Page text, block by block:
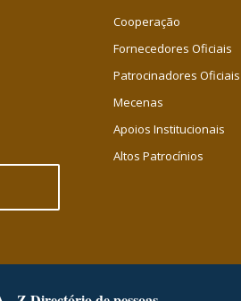
Cooperação
Fornecedores Oficiais
Patrocinadores Oficiais
Mecenas
Apoios Institucionais
Altos Patrocínios